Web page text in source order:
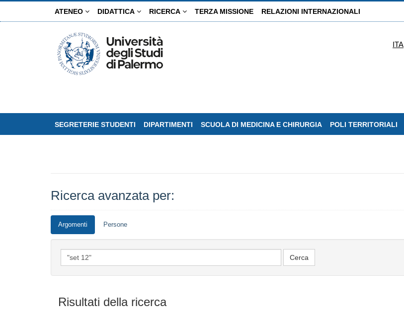
ATENEO DIDATTICA RICERCA TERZA MISSIONE RELAZIONI INTERNAZIONALI
ITA
SEGRETERIE STUDENTI DIPARTIMENTI SCUOLA DI MEDICINA E CHIRURGIA POLI TERRITORIALI
Ricerca avanzata per:
Argomenti Persone
Risultati della ricerca